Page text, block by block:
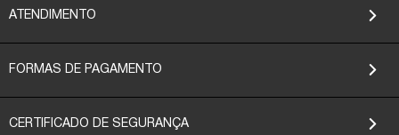
ATENDIMENTO
FORMAS DE PAGAMENTO
CERTIFICADO DE SEGURANÇA